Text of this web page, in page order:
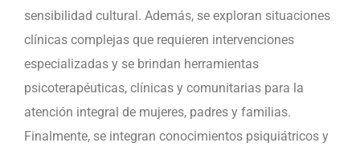
sensibilidad cultural. Además, se exploran situaciones
clínicas complejas que requieren intervenciones
especializadas y se brindan herramientas
psicoterapéuticas, clínicas y comunitarias para la
atención integral de mujeres, padres y familias.
Finalmente, se integran conocimientos psiquiátricos y